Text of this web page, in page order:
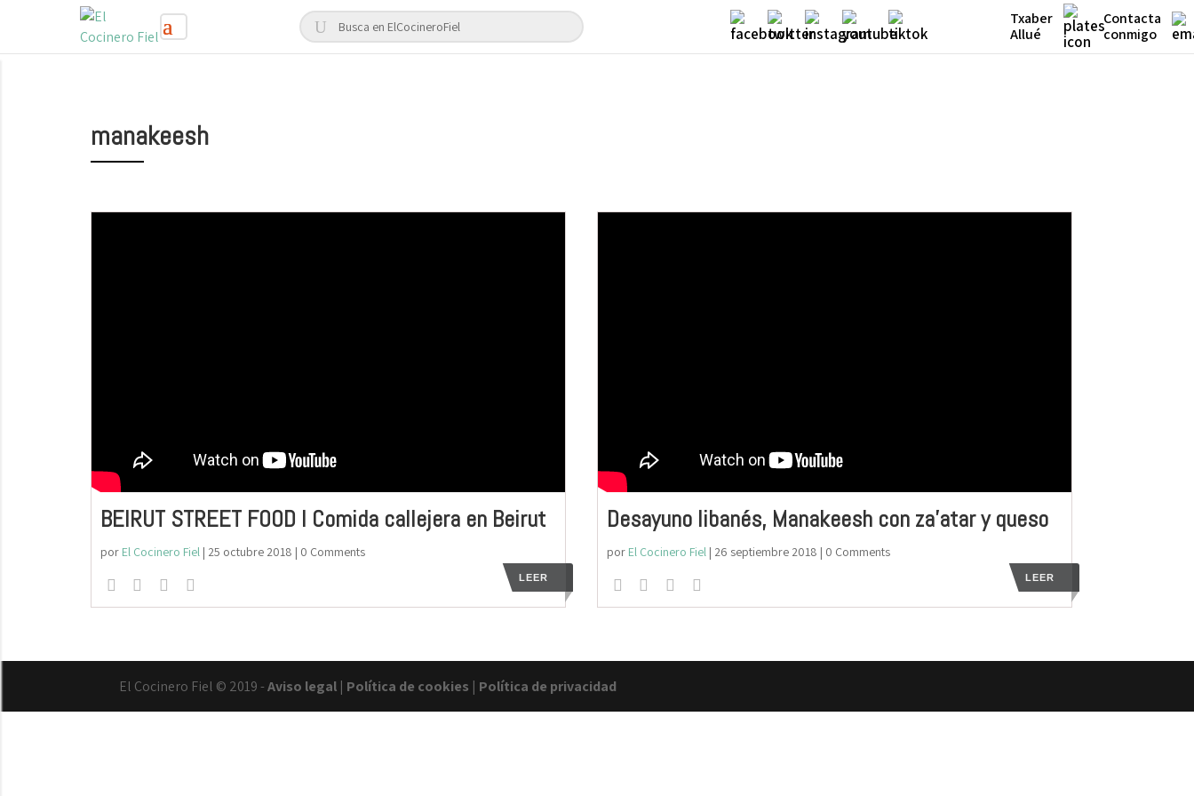
Txaber
Allué
Contacta
conmigo
manakeesh
BEIRUT STREET FOOD I Comida callejera en Beirut
por El Cocinero Fiel| 25 octubre 2018 | 0 Comments
LEER
Desayuno libanés, Manakeesh con za’atar y queso
por El Cocinero Fiel| 26 septiembre 2018 | 0 Comments
LEER
El Cocinero Fiel © 2019 -Aviso legal | Política de cookies | Política de privacidad